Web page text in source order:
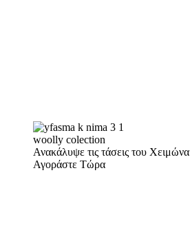
woolly colection
Ανακάλυψε τις τάσεις του Χειμώνα
Αγοράστε Τώρα